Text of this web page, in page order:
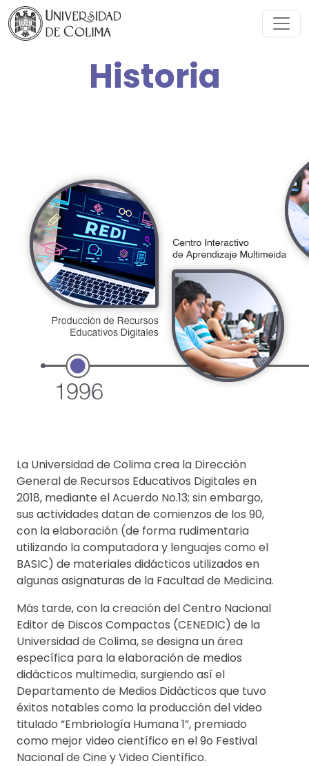
Historia
La Universidad de Colima crea la Dirección
General de Recursos Educativos Digitales en
2018, mediante el Acuerdo No.13; sin embargo,
sus actividades datan de comienzos de los 90,
con la elaboración (de forma rudimentaria
utilizando la computadora y lenguajes como el
BASIC) de materiales didácticos utilizados en
algunas asignaturas de la Facultad de Medicina.
Más tarde, con la creación del Centro Nacional
Editor de Discos Compactos (CENEDIC) de la
Universidad de Colima, se designa un área
específica para la elaboración de medios
didácticos multimedia, surgiendo así el
Departamento de Medios Didácticos que tuvo
éxitos notables como la producción del video
titulado “Embriología Humana 1”, premiado
como mejor video científico en el 9o Festival
Nacional de Cine y Video Científico.